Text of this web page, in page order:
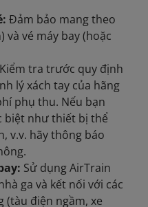
Đảm bảo mang theo
và vé máy bay (hoặc
Kiểm tra trước quy định
lý xách tay của hãng
phụ thu. Nếu bạn
biệt như thiết bị thể
v.v. hãy thông báo
Sử dụng AirTrain
ga và kết nối với các
(tàu điện ngầm, xe